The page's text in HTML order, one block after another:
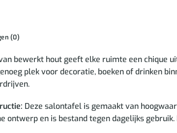
(0)
bewerkt hout geeft elke ruimte een chique
plek voor decoratie, boeken of drinken
Deze salontafel is gemaakt van
ontwerp en is bestand tegen dagelijks